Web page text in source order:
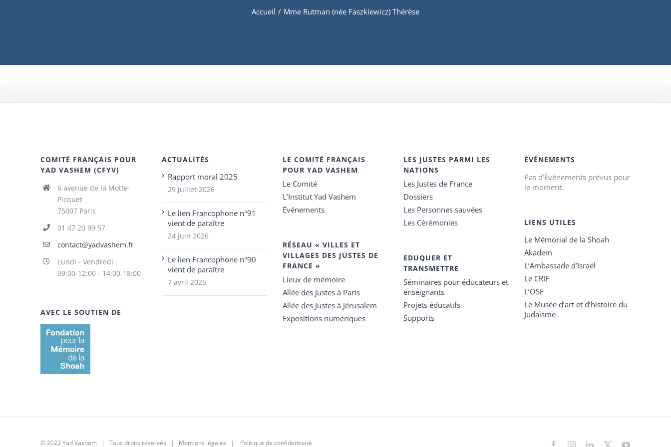
Accueil / Mme Rutman (née Faszkiewicz) Thérèse
COMITÉ FRANÇAIS POUR
YAD VASHEM (CFYV)
6 avenue de la Motte-
Picquet
75007 Paris
01 47 20 99 57
contact@yadvashem.fr
Lundi - Vendredi :
09:00-12:00 - 14:00-18:00
AVEC LE SOUTIEN DE
ACTUALITÉS
Rapport moral 2025
29 juillet 2026
Le lien Francophone n°91
vient de paraître
24 juin 2026
Le lien Francophone n°90
vient de paraître
7 avril 2026
LE COMITÉ FRANÇAIS
POUR YAD VASHEM
Le Comité
L’Institut Yad Vashem
Événements
RÉSEAU « VILLES ET
VILLAGES DES JUSTES DE
FRANCE »
Lieux de mémoire
Allée des Justes à Paris
Allée des Justes à Jérusalem
Expositions numériques
LES JUSTES PARMI LES
NATIONS
Les Justes de France
Dossiers
Les Personnes sauvées
Les Cérémonies
EDUQUER ET
TRANSMETTRE
Séminaires pour éducateurs et
enseignants
Projets éducatifs
Supports
ÉVÉNEMENTS
Pas d'Évènements prévus pour
le moment.
LIENS UTILES
Le Mémorial de la Shoah
Akadem
L’Ambassade d’Israël
Le CRIF
L’OSE
Le Musée d’art et d’histoire du
Judaïsme
© 2022 Yad Vashem | Tous droits réservés | Mentions légales | Politique de confidentialté FacebookInstagramLinkedIn
X YouTube